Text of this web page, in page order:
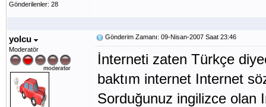
Gönderilenler: 28
yolcu
Moderatör
Gönderim Zamanı: 09-Nisan-2007 Saat 23:46
İnterneti zaten Türkçe
baktım internet Internet
Sorduğunuz ingilizce olan